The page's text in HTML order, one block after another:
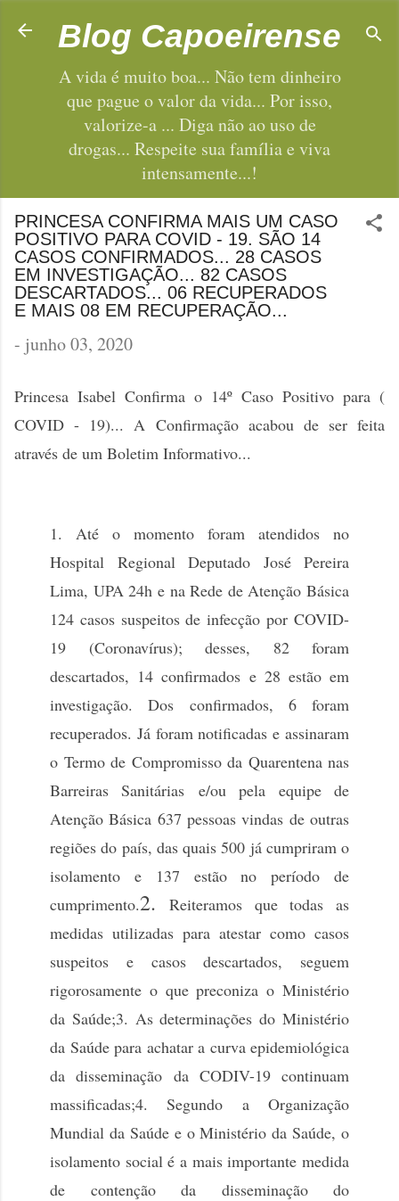
Pular para o conteúdo principal
Blog Capoeirense
A vida é muito boa... Não tem dinheiro
que pague o valor da vida... Por isso,
valorize-a ... Diga não ao uso de
drogas... Respeite sua família e viva
intensamente...!
PRINCESA CONFIRMA MAIS UM CASO
POSITIVO PARA COVID - 19. SÃO 14
CASOS CONFIRMADOS... 28 CASOS
EM INVESTIGAÇÃO... 82 CASOS
DESCARTADOS... 06 RECUPERADOS
E MAIS 08 EM RECUPERAÇÃO...
- junho 03, 2020
Princesa Isabel Confirma o 14º Caso Positivo para (
COVID - 19)... A Confirmação acabou de ser feita
através de um Boletim Informativo...
1. Até o momento foram atendidos no
Hospital Regional Deputado José Pereira
Lima, UPA 24h e na Rede de Atenção Básica
124 casos suspeitos de infecção por COVID-
19 (Coronavírus); desses, 82 foram
descartados, 14 confirmados e 28 estão em
investigação. Dos confirmados, 6 foram
recuperados. Já foram notificadas e assinaram
o Termo de Compromisso da Quarentena nas
Barreiras Sanitárias e/ou pela equipe de
Atenção Básica 637 pessoas vindas de outras
regiões do país, das quais 500 já cumpriram o
isolamento e 137 estão no período de
cumprimento.2.
Reiteramos que todas as
medidas utilizadas para atestar como casos
suspeitos e casos descartados, seguem
rigorosamente o que preconiza o Ministério
da Saúde;3. As determinações do Ministério
da Saúde para achatar a curva epidemiológica
da disseminação da CODIV-19 continuam
massificadas;4. Segundo a Organização
Mundial da Saúde e o Ministério da Saúde, o
isolamento social é a mais importante medida
de contenção da disseminação do